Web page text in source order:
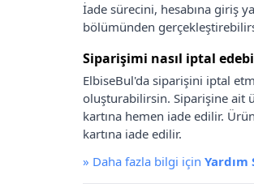
İade sürecini, hesabına giriş
bölümünden
Siparişimi nasıl iptal
ElbiseBul'da siparişini iptal
oluşturabilirsin. Siparişine ait
kartına hemen iade edilir.
kartına iade edilir.
» Daha fazla bilgi için Yardım